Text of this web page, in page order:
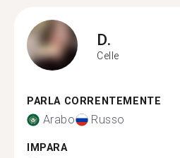
D.
Celle
PARLA CORRENTEMENTE
Arabo Russo
IMPARA